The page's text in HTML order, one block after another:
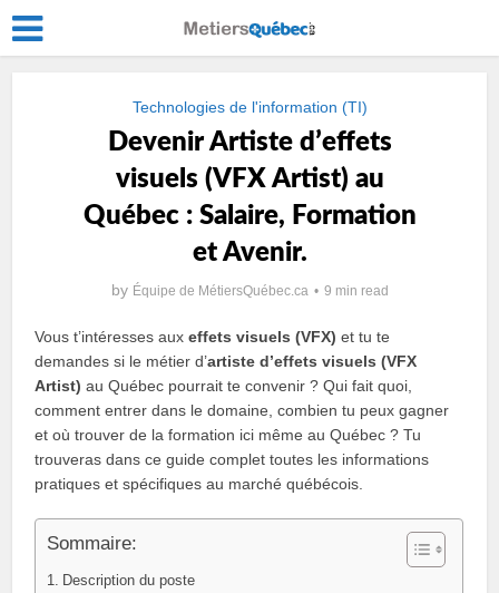
Technologies de l'information (TI)
Devenir Artiste dʼeffets
visuels (VFX Artist) au
Québec : Salaire, Formation
et Avenir.
by Équipe de MétiersQuébec.ca 9 min read
Vous t’intéresses auxeffets visuels (VFX) et tu te
demandes si le métier d’artiste d’effets visuels (VFX
Artist) au Québec pourrait te convenir ? Qui fait quoi,
comment entrer dans le domaine, combien tu peux gagner
et où trouver de la formation ici même au Québec ? Tu
trouveras dans ce guide complet toutes les informations
pratiques et spécifiques au marché québécois.
Sommaire:
Description du poste